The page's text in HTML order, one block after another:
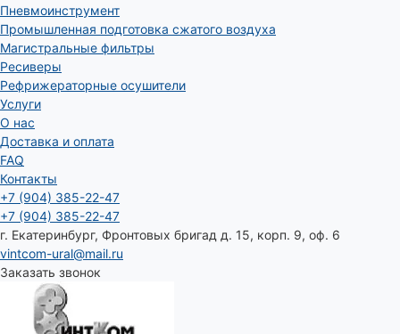
Пневмоинструмент
Промышленная подготовка сжатого воздуха
Магистральные фильтры
Ресиверы
Рефрижераторные осушители
Услуги
О нас
Доставка и оплата
FAQ
Контакты
+7 (904) 385-22-47
+7 (904) 385-22-47
г. Екатеринбург, Фронтовых бригад д. 15, корп. 9, оф. 6
vintcom-ural@mail.ru
Заказать звонок